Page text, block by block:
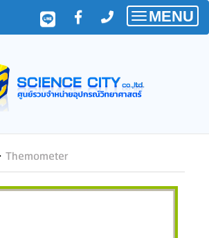
Toggle
MENU
Themometer